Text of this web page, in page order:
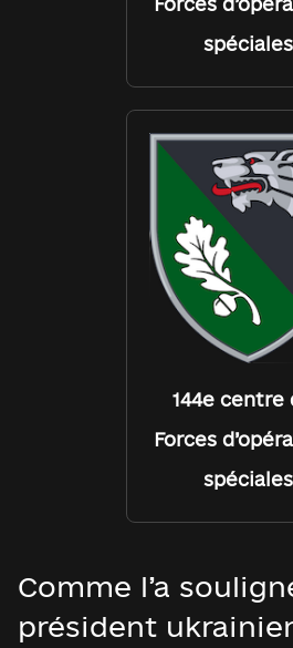
spéciales
144e centre
Forces
spéciales
Comme l’a
président